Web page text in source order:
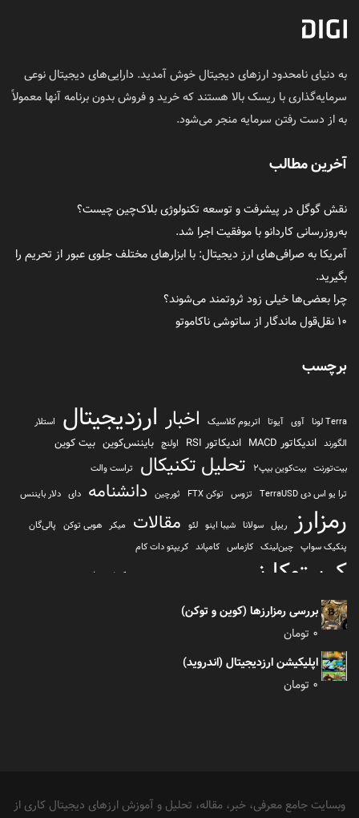
به دنیای نامحدود ارزهای دیجیتال خوش آمدید. دارایی‌های دیجیتال نوعی
سرمایه‌گذاری با ریسک بالا هستند که خرید و فروش بدون برنامه آنها معمولاً
به از دست رفتن سرمایه منجر می‌شود.
آخرین مطالب
نقش گوگل در پیشرفت و توسعه تکنولوژی بلاک‌چین چیست؟
به‌روزرسانی کاردانو با موفقیت اجرا شد.
آمریکا به صرافی‌های ارز دیجیتال: با ابزارهای مختلف جلوی عبور از تحریم را
بگیرید.
چرا بعضی‌ها خیلی زود ثروتمند می‌شوند؟
۱۰ نقل‌قول ماندگار از ساتوشی ناکاموتو
برچسب
Terra لونا آوی آیوتا اتریوم کلاسیک اخبار ارزدیجیتال
استلار
الگورند اندیکاتور MACD اندیکاتور RSI اولنچ بایننس‌کوین بیت کوین
بیت‌تورنت بیت‌کوین بیپ2 تحلیل تکنیکال
تراست والت
ترا یو اس دی TerraUSD
تزوس توکن FTX ثورچین دانشنامه دای دلار بایننس
رمزارز ریپل سولانا شیبا اینو لئو مقالات میکر هوبی توکن پالی‌گان
پنکیک سواپ چین‌لینک کازماس کامپاند کریپتو دات کام
کریپتوکارنسی کیف پول
کیف پول تراست والت
بررسی رمزارزها (کوین و توکن)
0 تومان
اپلیکیشن ارزدیجیتال (اندروید)
0 تومان
وبسایت جامع معرفی، خبر، مقاله، تحلیل و آموزش ارزهای دیجیتال کاری از